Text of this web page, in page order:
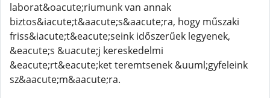
laborat&oacute;riumunk van annak
biztos&iacute;t&aacute;s&aacute;ra, hogy műszaki
friss&iacute;t&eacute;seink időszerűek legyenek,
&eacute;s &uacute;j kereskedelmi
&eacute;rt&eacute;ket teremtsenek &uuml;gyfeleink
sz&aacute;m&aacute;ra.